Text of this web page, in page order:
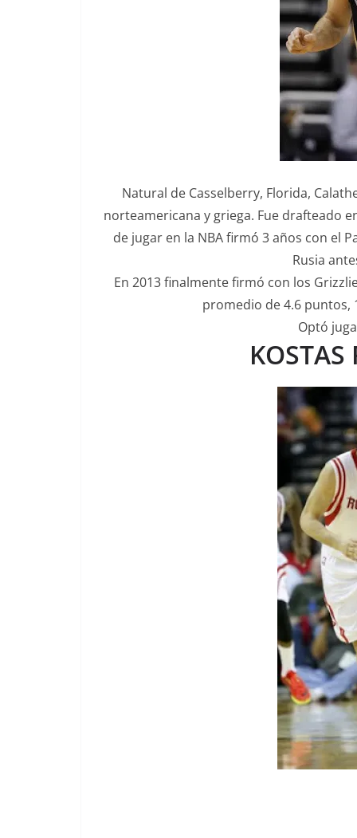
Natural de Casselberry, Florida,
norteamericana y griega. Fue drafteado
de jugar en la NBA firmó 3 años con el
Rusia
En 2013 finalmente firmó con los
promedio de 4.6 puntos,
Optó